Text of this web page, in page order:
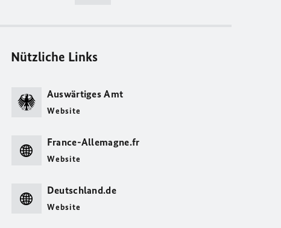
Nützliche Links
Auswärtiges Amt
Website
France-Allemagne.fr
Website
Deutschland.de
Website